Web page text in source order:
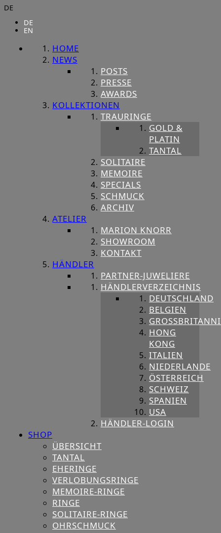
DE
DE
EN
HOME
NEWS
POSTS
PRESSE
AWARDS
KOLLEKTIONEN
TRAURINGE
GOLD &
PLATIN
TANTAL
SOLITAIRE
MEMOIRE
SPECIALS
SCHMUCK
ARCHIV
ATELIER
MARION KNORR
SHOWROOM
KONTAKT
HÄNDLER
PARTNER-JUWELIERE
HÄNDLERVERZEICHNIS
DEUTSCHLAND
BELGIEN
HONG
KONG
ITALIEN
NIEDERLANDE
ÖSTERREICH
SCHWEIZ
SPANIEN
USA
HÄNDLER-LOGIN
SHOP
ÜBERSICHT
TANTAL
EHERINGE
VERLOBUNGSRINGE
MEMOIRE-RINGE
RINGE
SOLITAIRE-RINGE
OHRSCHMUCK